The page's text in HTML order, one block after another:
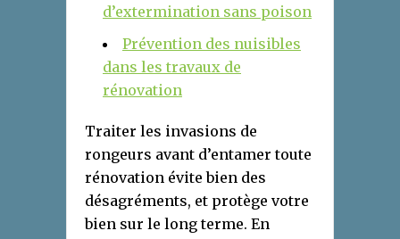
d’extermination sans poison
Prévention des nuisibles
dans les travaux de
rénovation
Traiter les invasions de
rongeurs avant d’entamer toute
rénovation évite bien des
désagréments, et protège votre
bien sur le long terme. En